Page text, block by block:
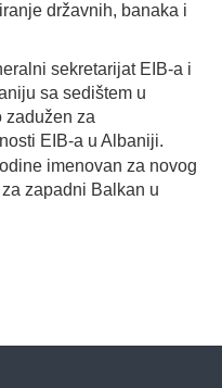
državnih, banaka i
sekretarijat EIB-a i
sa sedištem u
zadužen za
EIB-a u Albaniji.
imenovan za novog
zapadni Balkan u